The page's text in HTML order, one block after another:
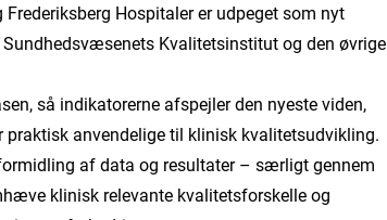
Hospitaler er udpeget som nyt
Kvalitetsinstitut og den øvrige
så indikatorerne afspejler den nyeste viden,
anvendelige til klinisk kvalitetsudvikling.
af data og resultater – særligt gennem
klinisk relevante kvalitetsforskelle og